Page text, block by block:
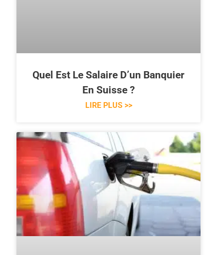
Quel Est Le Salaire D’un Banquier
En Suisse ?
LIRE PLUS >>